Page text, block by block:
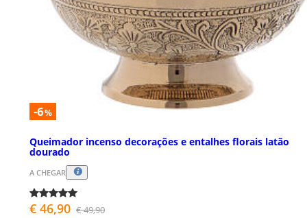
-6%
Queimador incenso decorações e entalhes florais latão
dourado
A CHEGAR
€ 46,90 € 49,90